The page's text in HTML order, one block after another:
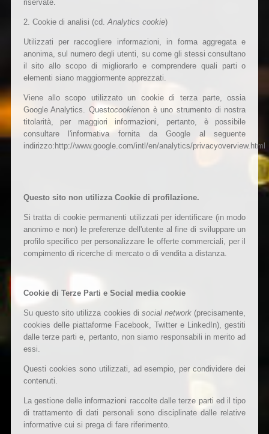
riservate.
2. Cookie di analisi (cd. Analytics cookie)
Utilizzati per raccogliere informazioni, in forma aggregata e
anonima, sul numero degli utenti, su come gli stessi consultano
il sito allo scopo di migliorarlo e comprendere quali parti o
elementi siano maggiormente apprezzati.
Viene allo scopo utilizzato un cookie di terza parte, ossia
Google Analytics. Questocookienon è uno strumento di nostra
titolarità, per maggiori informazioni, pertanto, è possibile
consultare l'informativa fornita da Google al seguente
indirizzo:http://www.google.com/intl/en/analytics/privacyoverview.html
Questo sito non utilizza Cookie di profilazione.
Si tratta di cookie permanenti utilizzati per identificare (in modo
anonimo e non) le preferenze dell'utente al fine di sviluppare un
profilo specifico per personalizzare le offerte commerciali, per il
compimento di ricerche di mercato o di vendita a distanza.
Cookie di Terze Parti e Social media cookie
Su questo sito utilizza cookies di social network (precisamente,
cookies delle piattaforme Facebook, Twitter e LinkedIn), gestiti
dalle terze parti e, pertanto, non siamo responsabili in merito ad
essi.
Questi cookies sono utilizzati, ad esempio, per condividere dei
contenuti.
La gestione delle informazioni raccolte dalle terze parti ed il tipo
di trattamento di dati personali sono disciplinate dalle relative
informative cui si prega di fare riferimento.